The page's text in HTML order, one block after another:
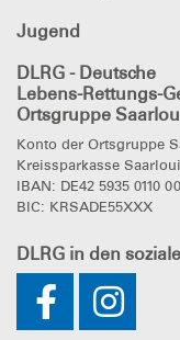
Jugend
DLRG - Deutsche
Lebens-Rettungs-
Ortsgruppe
Konto der Ortsgruppe
Kreissparkasse
IBAN: DE42 5935 0110
BIC: KRSADE55XXX
DLRG in den